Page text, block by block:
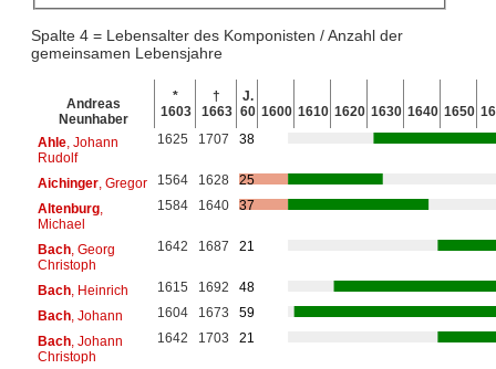
Spalte 4 = Lebensalter des Komponisten / Anzahl der
gemeinsamen Lebensjahre
Andreas
Neunhaber
*
1603
†
1663
J.
60 1600 1610 1620 1630 1640 1650
Ahle, Johann
Rudolf
1625 1707 38
Aichinger, Gregor 1564 1628
25
Altenburg,
Michael
1584 1640 37
Bach, Georg
Christoph
1642 1687 21
Bach, Heinrich 1615 1692
48
Bach, Johann 1604 1673
59
Bach, Johann
Christoph
1642 1703 21